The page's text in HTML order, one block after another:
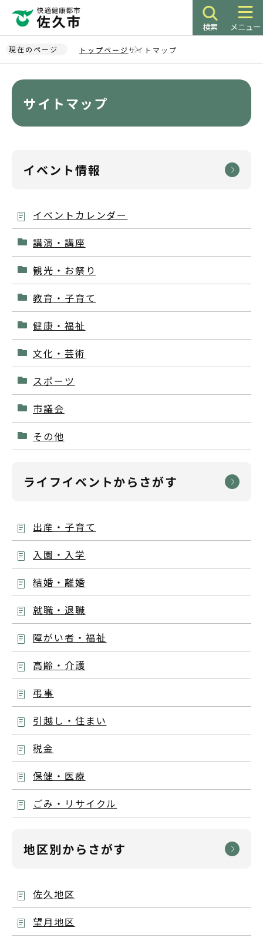
ペ
ー
ジ
検索 メニュー
現在のページ トップページサイトマップ
サイトマップ
イベント情報
イベントカレンダー
講演・講座
観光・お祭り
教育・子育て
健康・福祉
文化・芸術
スポーツ
市議会
その他
ライフイベントからさがす
出産・子育て
入園・入学
結婚・離婚
就職・退職
障がい者・福祉
高齢・介護
弔事
引越し・住まい
税金
保健・医療
ごみ・リサイクル
地区別からさがす
佐久地区
望月地区